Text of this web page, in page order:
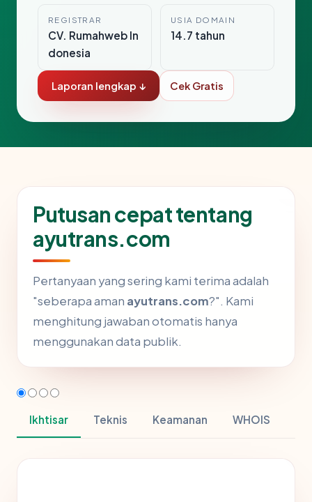
REGISTRAR
CV. Rumahweb In
donesia
USIA DOMAIN
14.7 tahun
Laporan lengkap ↓ Cek Gratis
Putusan cepat tentang
ayutrans.com
Pertanyaan yang sering kami terima adalah
"seberapa aman ayutrans.com?". Kami
menghitung jawaban otomatis hanya
menggunakan data publik.
Ikhtisar Teknis Keamanan WHOIS